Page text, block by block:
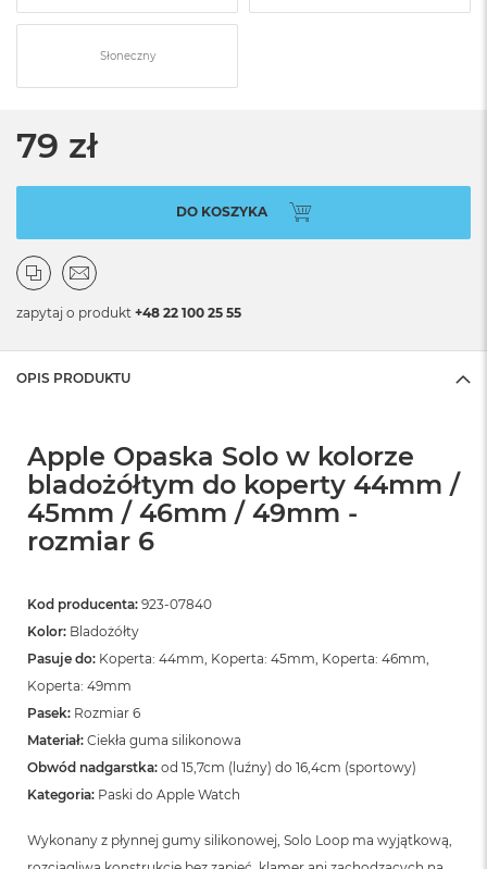
Słoneczny
79 zł
DO KOSZYKA
zapytaj o produkt +48 22 100 25 55
OPIS PRODUKTU
Apple Opaska Solo w kolorze
bladożółtym do koperty 44mm /
45mm / 46mm / 49mm -
rozmiar 6
Kod producenta: 923-07840
Kolor: Bladożółty
Pasuje do: Koperta: 44mm, Koperta: 45mm, Koperta: 46mm,
Koperta: 49mm
Pasek: Rozmiar 6
Materiał: Ciekła guma silikonowa
Obwód nadgarstka: od 15,7cm (luźny) do 16,4cm (sportowy)
Kategoria: Paski do Apple Watch
Wykonany z płynnej gumy silikonowej, Solo Loop ma wyjątkową,